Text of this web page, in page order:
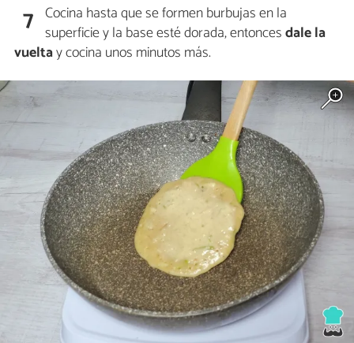
7 Cocina hasta que se formen burbujas en la
superficie y la base esté dorada, entoncesdale la
vueltay cocina unos minutos más.